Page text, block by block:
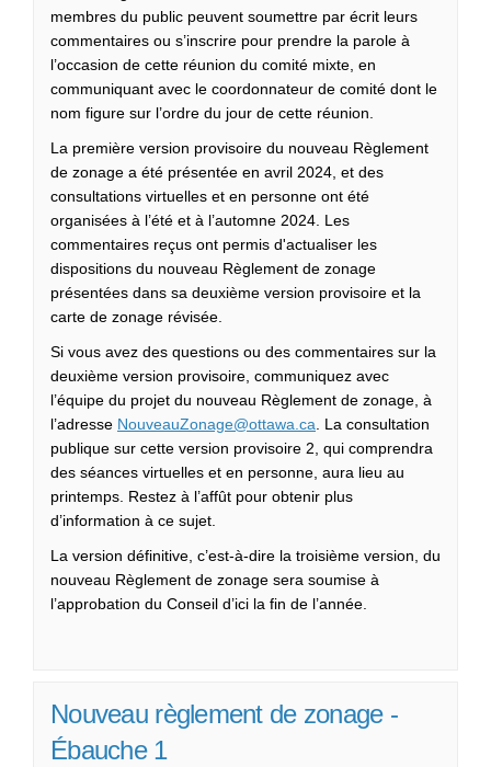
membres du public peuvent soumettre par écrit leurs
commentaires ou s’inscrire pour prendre la parole à
l’occasion de cette réunion du comité mixte, en
communiquant avec le coordonnateur de comité dont le
nom figure sur l’ordre du jour de cette réunion.
La première version provisoire du nouveau Règlement
de zonage a été présentée en avril 2024, et des
consultations virtuelles et en personne ont été
organisées à l’été et à l’automne 2024. Les
commentaires reçus ont permis d'actualiser les
dispositions du nouveau Règlement de zonage
présentées dans sa deuxième version provisoire et la
carte de zonage révisée.
Si vous avez des questions ou des commentaires sur la
deuxième version provisoire, communiquez avec
l’équipe du projet du nouveau Règlement de zonage, à
l’adresse NouveauZonage@ottawa.ca (Liens externes)
. La consultation
publique sur cette version provisoire 2, qui comprendra
des séances virtuelles et en personne, aura lieu au
printemps. Restez à l’affût pour obtenir plus
d’information à ce sujet.
La version définitive, c’est-à-dire la troisième version, du
nouveau Règlement de zonage sera soumise à
l’approbation du Conseil d’ici la fin de l’année.
Nouveau règlement de zonage -
Ébauche 1